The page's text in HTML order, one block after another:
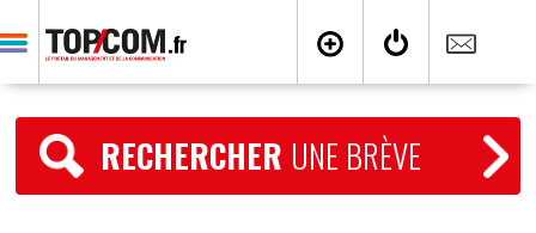
RECHERCHER UNE BRÈVE